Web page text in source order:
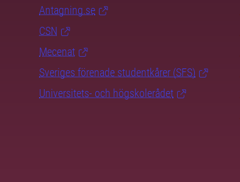
Antagning.se
CSN
Mecenat
Sveriges förenade studentkårer (SFS)
Universitets- och högskolerådet